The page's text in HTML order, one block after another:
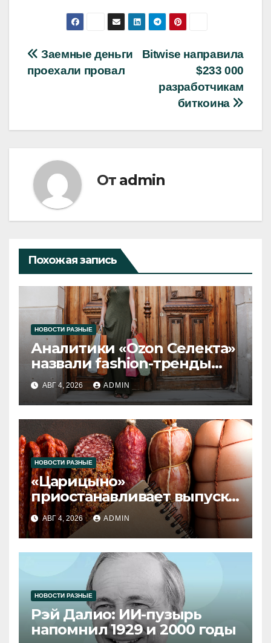
Навигация
по
Bitwise направила
$233 000
разработчикам
биткоина
Заемные деньги
проехали провал
От admin
Похожая запись
НОВОСТИ РАЗНЫЕ
Аналитики «Ozon Селекта»
назвали fashion-тренды
2026 года
АВГ 4, 2026 ADMIN
НОВОСТИ РАЗНЫЕ
«Царицыно»
приостанавливает выпуск
продукции
АВГ 4, 2026 ADMIN
НОВОСТИ РАЗНЫЕ
Рэй Далио: ИИ-пузырь
напомнил 1929 и 2000 годы